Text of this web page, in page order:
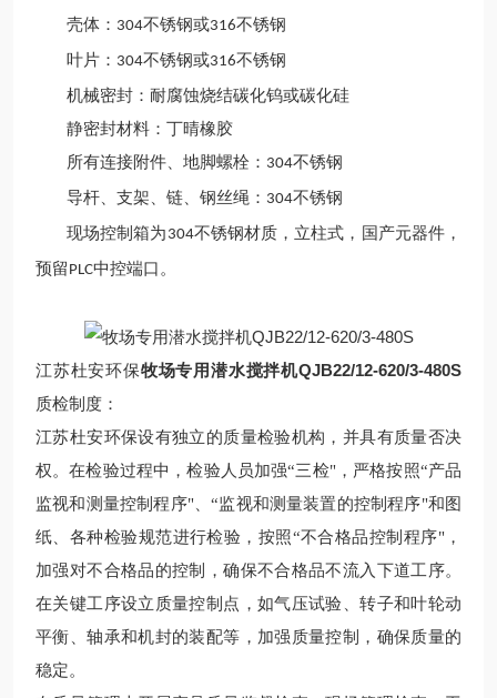
壳体： 304不锈钢或316不锈钢
叶片： 304不锈钢或316不锈钢
机械密封：耐腐蚀烧结碳化钨或碳化硅
静密封材料：丁晴橡胶
所有连接附件、地脚螺栓： 304不锈钢
导杆、支架、链、钢丝绳： 304不锈钢
现场控制箱为 304不锈钢材质，立柱式，国产元器件，
预留 PLC中控端口。
江苏杜安环保牧场专用潜水搅拌机QJB22/12-620/3-480S
质检制度：
江苏杜安环保设有独立的质量检验机构，并具有质量否决
权。在检验过程中，检验人员加强“三检"，严格按照“产品
监视和测量控制程序"、“监视和测量装置的控制程序"和图
纸、各种检验规范进行检验，按照“不合格品控制程序"，
加强对不合格品的控制，确保不合格品不流入下道工序。
在关键工序设立质量控制点，如气压试验、转子和叶轮动
平衡、轴承和机封的装配等，加强质量控制，确保质量的
稳定。